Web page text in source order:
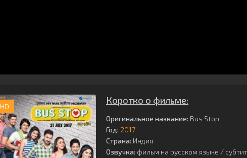
HD
Коротко о фильме:
Оригинальное название: Bus Stop
Год: 2017
Страна: Индия
Озвучка: фильм на русском языке /